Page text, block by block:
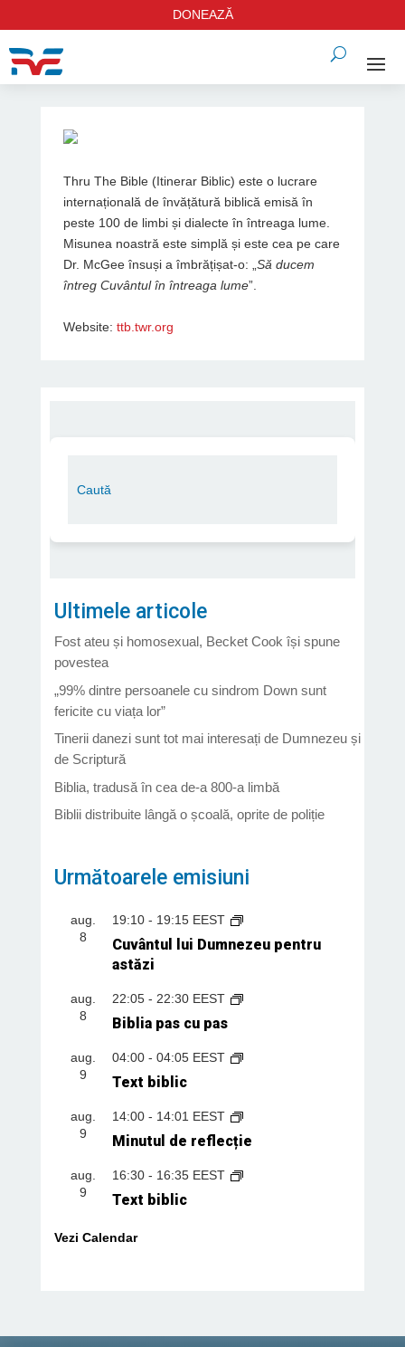
DONEAZĂ
Thru The Bible (Itinerar Biblic) este o lucrare
internațională de învățătură biblică emisă în
peste 100 de limbi și dialecte în întreaga lume.
Misunea noastră este simplă și este cea pe care
Dr. McGee însuși a îmbrățișat-o: „ Să ducem
întreg Cuvântul în întreaga lume”.
Website: ttb.twr.org
Ultimele articole
Fost ateu și homosexual, Becket Cook își spune
povestea
„99% dintre persoanele cu sindrom Down sunt
fericite cu viața lor”
Tinerii danezi sunt tot mai interesați de Dumnezeu și
de Scriptură
Biblia, tradusă în cea de-a 800-a limbă
Biblii distribuite lângă o școală, oprite de poliție
Următoarele emisiuni
aug.
8
19:10- 19:15 EEST
Cuvântul lui Dumnezeu pentru
astăzi
aug.
8
22:05- 22:30 EEST
Biblia pas cu pas
aug.
9
04:00- 04:05 EEST
Text biblic
aug.
9
14:00- 14:01 EEST
Minutul de reflecție
aug.
9
16:30- 16:35 EEST
Text biblic
Vezi Calendar